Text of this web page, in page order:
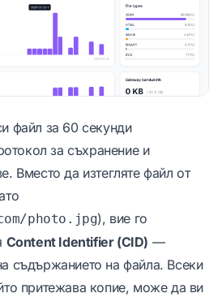
файл за 60 секунди
за съхранение и
Вместо да изтегляте файл от
photo.jpg), вие го
Content Identifier (CID) —
съдържанието на файла. Всеки
притежава копие, може да ви